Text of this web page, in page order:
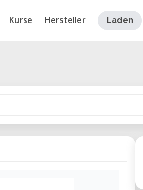
Kurse Hersteller Laden